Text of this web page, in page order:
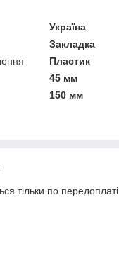
Україна
Закладка
Пластик
45 мм
150 мм
тільки по передоплаті.